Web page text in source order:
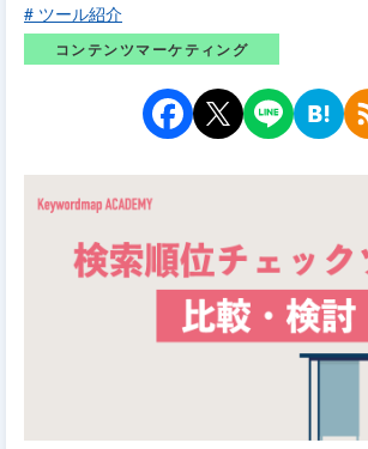
# ツール紹介
コンテンツマーケティング